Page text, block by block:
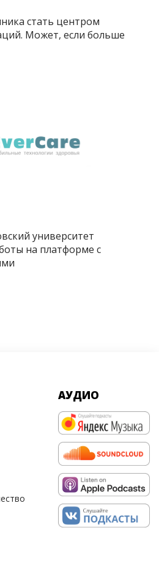
стать центром
Может, если больше
университет
на платформе с
АУДИО